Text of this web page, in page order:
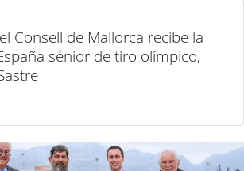
Consell de Mallorca recibe la
sénior de tiro olímpico,